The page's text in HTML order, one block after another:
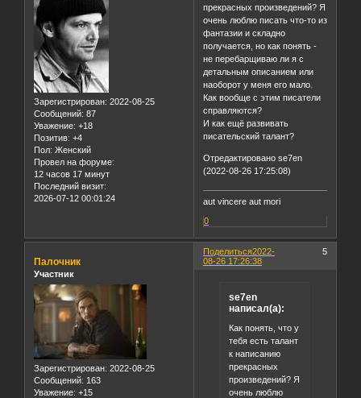
Зарегистрирован: 2022-08-25
Сообщений: 87
Уважение: +18
Позитив: +4
Пол: Женский
Провел на форуме:
12 часов 17 минут
Последний визит:
2026-07-12 00:01:24
прекрасных произведений? Я
очень люблю писать что-то из
фантазии и складно
получается, но как понять -
не перебарщиваю ли я с
детальным описанием или
наоборот у меня его мало.
Как вообще с этим писатели
справляются?
И как ещё развивать
писательский талант?
Отредактировано se7en
(2022-08-26 17:25:08)
aut vincere aut mori
0
Поделиться 5
2022-
08-26 17:26:38
Палочник
Участник
Зарегистрирован: 2022-08-25
Сообщений: 163
Уважение: +15
se7en
написал(а):
Как понять, что у
тебя есть талант
к написанию
прекрасных
произведений? Я
очень люблю